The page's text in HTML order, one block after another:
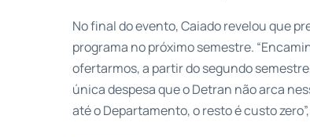
No final do evento, Caiado revelou que
programa no próximo semestre.
ofertarmos, a partir do segundo
única despesa que o Detran não arca
até o Departamento, o resto é custo